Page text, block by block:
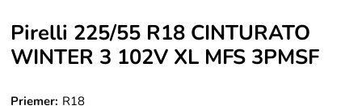
Pirelli 225/55 R18 CINTURATO
WINTER 3 102V XL MFS 3PMSF
Priemer: R18